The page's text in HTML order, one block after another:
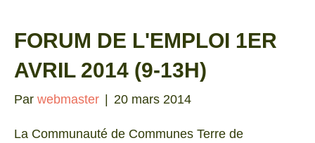
FORUM DE L'EMPLOI 1ER
AVRIL 2014 (9-13H)
Par webmaster 20 mars 2014
La Communauté de Communes Terre de